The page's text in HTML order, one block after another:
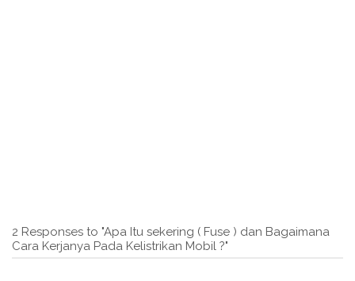
2 Responses to "Apa Itu sekering ( Fuse ) dan Bagaimana
Cara Kerjanya Pada Kelistrikan Mobil ?"